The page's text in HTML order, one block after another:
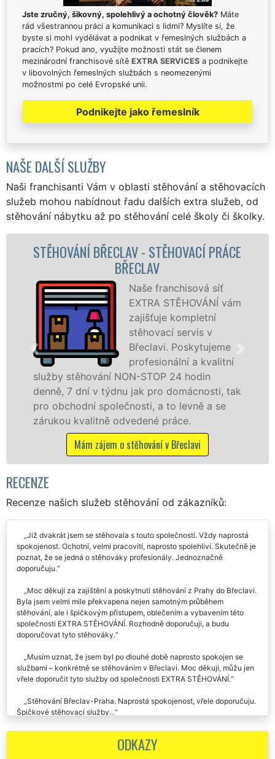
Jste zručný, šikovný, spolehlivý a ochotný člověk? Máte
rád všestrannou práci a komunikaci s lidmi? Myslíte si, že
byste si mohl vydělávat a podnikat v řemeslných službách a
pracích? Pokud ano, využijte možnosti stát se členem
mezinárodní franchisové sítě EXTRA SERVICES a podnikejte
v libovolných řemeslných službách s neomezenými
možnostmi po celé Evropské unii.
Podnikejte jako řemeslník
NAŠE DALŠÍ SLUŽBY
Naši franchisanti Vám v oblasti stěhování a stěhovacích
služeb mohou nabídnout řadu dalších extra služeb, od
stěhování nábytku až po stěhování celé školy či školky.
STĚHOVACÍ SLUŽBA BŘECLAV -
STĚHOVACÍ FIRMA BŘECLAV
Poskytujeme
stěhovací služby v
Břeclavi na
špičkové úrovni se
speciální stěhovací
technikou. Tyto
služby zajišťujeme domácnostem i firmám v
celém okresu Břeclav se zárukou kvality
franchisové sítě EXTRA STĚHOVÁNÍ.
Nabízíme stěhovací služby NON-STOP
včetně víkendů a svátků bez příplatků.
Mám zájem o stěhovací služby v Břeclavi
RECENZE
Recenze našich služeb stěhování od zákazníků:
Již dvakrát jsem se stěhovala s touto společností. Vždy naprostá
spokojenost. Ochotní, velmi pracovití, naprosto spolehliví. Skutečně je
poznat, že se jedná o stěhováky profesionály. Jednoznačně
Moc děkuji za zajištění a poskytnutí stěhování z Prahy do Břeclavi.
Byla jsem velmi mile překvapena nejen samotným průběhem
stěhování, ale i špičkovým přístupem, oblečením a vybavením této
společnosti EXTRA STĚHOVÁNÍ. Rozhodně doporučuji, a budu
Musím uznat, že jsem byl po dlouhé době naprosto spokojen se
službami – konkrétně se stěhováním v Břeclavi. Moc děkuji, můžu jen
Stěhování Břeclav-Praha. Naprostá spokojenost, vřele doporučuju.
Jsem naprosto spokojený a děkuji za vaši ochotu při stěhování z